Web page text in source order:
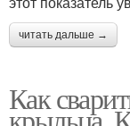
читать дальше →
Как